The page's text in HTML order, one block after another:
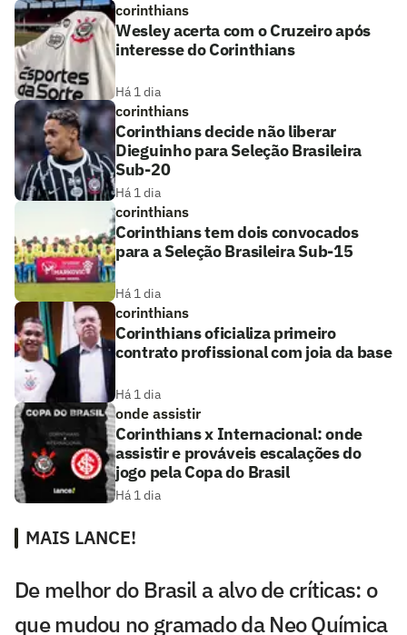
corinthians
Wesley acerta com o Cruzeiro após
interesse do Corinthians
Há 1 dia
corinthians
Corinthians decide não liberar
Dieguinho para Seleção Brasileira
Sub-20
Há 1 dia
corinthians
Corinthians tem dois convocados
para a Seleção Brasileira Sub-15
Há 1 dia
corinthians
Corinthians oficializa primeiro
contrato profissional com joia da base
Há 1 dia
onde assistir
Corinthians x Internacional: onde
assistir e prováveis escalações do
jogo pela Copa do Brasil
Há 1 dia
MAIS LANCE!
De melhor do Brasil a alvo de críticas: o
que mudou no gramado da Neo Química